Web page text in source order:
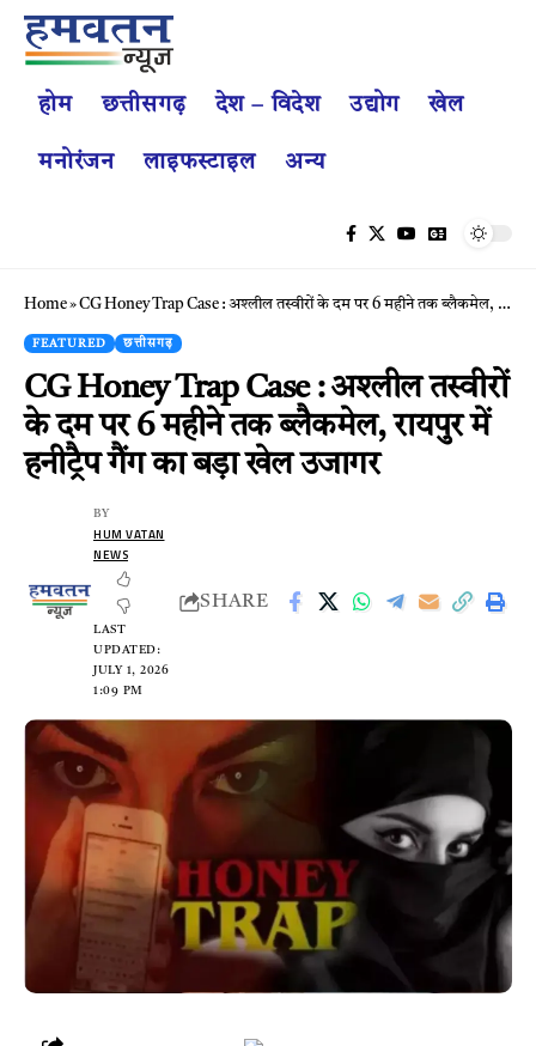
होम छत्तीसगढ़ देश – विदेश उद्योग खेल
मनोरंजन लाइफस्टाइल अन्य
Home»CG Honey Trap Case : अश्लील तस्वीरों के दम पर 6 महीने तक ब्लैकमेल, रायपुर में हनीट्रैप गैंग का बड़ा खेल उजागर
FEATURED छत्तीसगढ़
CG Honey Trap Case : अश्लील तस्वीरों
के दम पर 6 महीने तक ब्लैकमेल, रायपुर में
हनीट्रैप गैंग का बड़ा खेल उजागर
LAST
UPDATED:
JULY 1, 2026
1:09 PM
BY
HUM VATAN
NEWS
SHARE